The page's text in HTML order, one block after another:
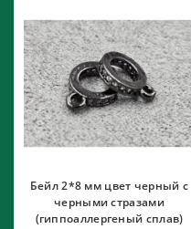
Бейл 2*8 мм цвет черный с
черными стразами
(гиппоаллергеный сплав)